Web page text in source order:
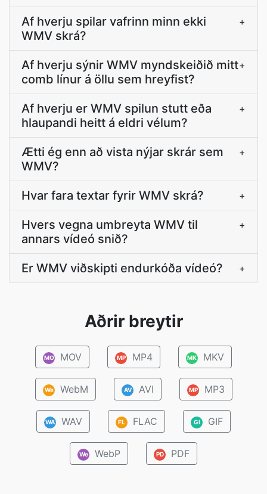
Af hverju spilar vafrinn minn ekki
WMV skrá?
+
Af hverju sýnir WMV myndskeiðið mitt
comb línur á öllu sem hreyfist?
+
Af hverju er WMV spilun stutt eða
hlaupandi heitt á eldri vélum?
+
Ætti ég enn að vista nýjar skrár sem
WMV?
+
Hvar fara textar fyrir WMV skrá? +
Hvers vegna umbreyta WMV til
annars vídeó snið?
+
Er WMV viðskipti endurkóða vídeó? +
Aðrir breytir
MO MOV MP MP4 MK MKV
We WebM AV AVI MP MP3
WA WAV FL FLAC GI GIF
We WebP PD PDF